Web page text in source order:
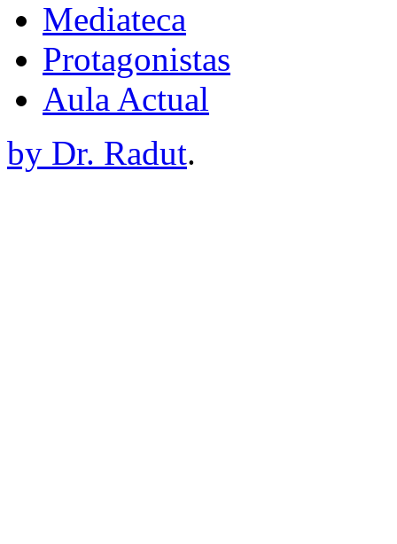
Mediateca
Protagonistas
Aula Actual
by Dr. Radut.